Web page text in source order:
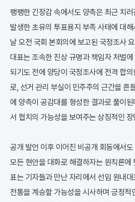
팽팽한 긴장감 속에서도 양측은 최근 치
발생한 초유의 투표용지 부족 사태에 대해
날 오전 국회 본회의에 보고된 국정조사
대표는 조속한 진상 규명과 책임자 처벌
되기도 전에 양당이 국정조사에 전격 합
로, 선거 관리 부실이 민주주의 근간을 흔
에 양측이 공감대를 형성한 결과로 풀이
서 협치의 가능성을 보여주는 상징적인
공개 발언 이후 이어진 비공개 회동에서
모든 현안을 대화로 해결하자는 원칙론에
표는 기자들과 만난 자리에서 선임 원내
전통을 계승할 가능성을 시사하며 긍정적